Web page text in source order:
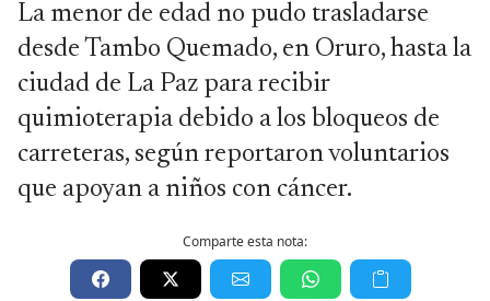
La menor de edad no pudo trasladarse
desde Tambo Quemado, en Oruro, hasta la
ciudad de La Paz para recibir
quimioterapia debido a los bloqueos de
carreteras, según reportaron voluntarios
que apoyan a niños con cáncer.
Comparte esta nota: